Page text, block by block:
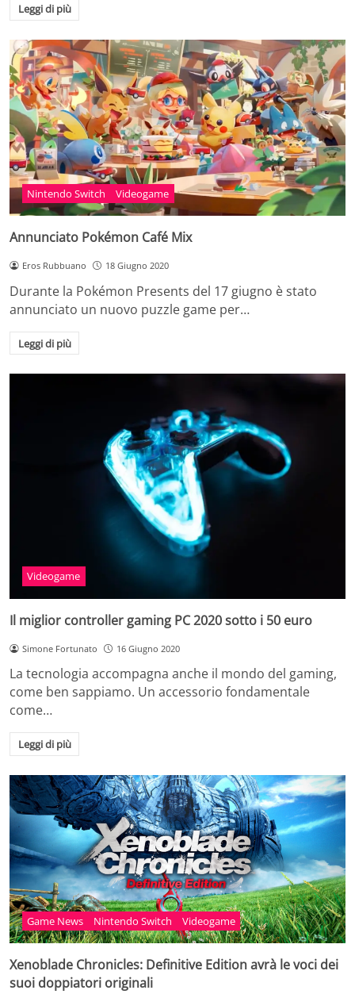
Leggi di più
Nintendo Switch Videogame
Annunciato Pokémon Café Mix
Eros Rubbuano 18 Giugno 2020
Durante la Pokémon Presents del 17 giugno è stato
annunciato un nuovo puzzle game per…
Leggi di più
Videogame
Il miglior controller gaming PC 2020 sotto i 50 euro
Simone Fortunato 16 Giugno 2020
La tecnologia accompagna anche il mondo del gaming,
come ben sappiamo. Un accessorio fondamentale
come…
Leggi di più
Game News Nintendo Switch Videogame
Xenoblade Chronicles: Definitive Edition avrà le voci dei
suoi doppiatori originali